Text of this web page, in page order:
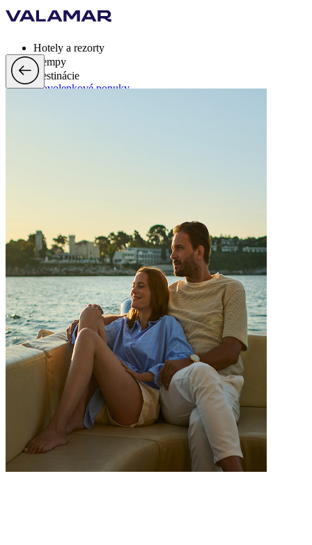
Hotely a rezorty
Kempy
Destinácie
Dovolenkové ponuky